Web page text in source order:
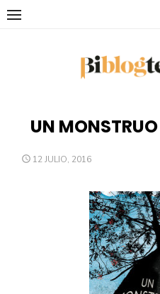
Saltar
UN
PUBLICADO
12 JULIO, 2016